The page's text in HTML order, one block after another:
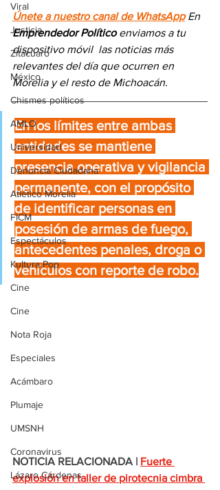
Viral
Justicia
Zitácuaro
México
Chismes políticos
AMLO
Universidad
Denuncia Ciudadana
Atlético Morelia
FICM
Espectáculos
Kultura Pop
Cine
Cine
Nota Roja
Especiales
Acámbaro
Plumaje
UMSNH
Coronavirus
Lázaro Cárdenas
Únete a nuestro canal de WhatsApp En
Emprendedor Político enviamos a tu
dispositivo móvil las noticias más
relevantes del día que ocurren en
Morelia y el resto de Michoacán.
En los límites entre ambas
entidades se mantiene
presencia operativa y vigilancia
permanente, con el propósito
de identificar personas en
posesión de armas de fuego,
antecedentes penales, droga o
vehículos con reporte de robo.
NOTICIA RELACIONADA | Fuerte
explosión en taller de pirotecnia cimbra